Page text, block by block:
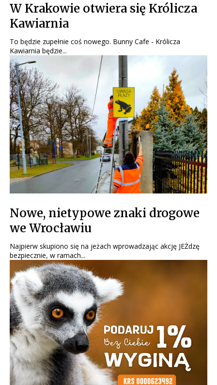
W Krakowie otwiera się Królicza
Kawiarnia
To będzie zupełnie coś nowego. Bunny Cafe - Królicza
Kawiarnia będzie...
Nowe, nietypowe znaki drogowe
we Wrocławiu
Najpierw skupiono się na jeżach wprowadzając akcję JEŻdzę
bezpiecznie, w ramach...